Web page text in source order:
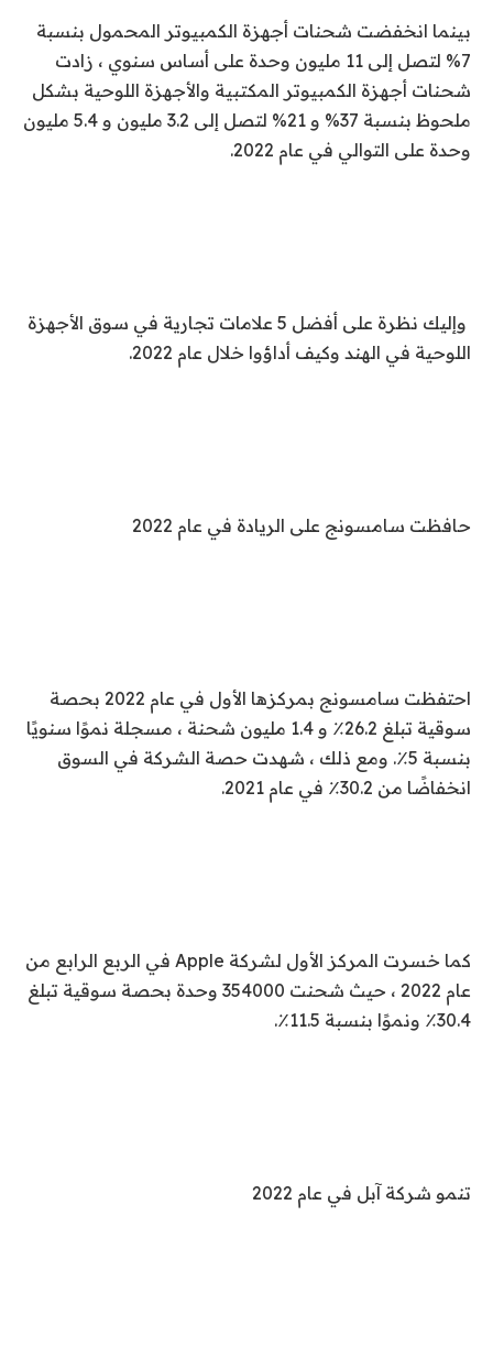
بينما انخفضت شحنات أجهزة الكمبيوتر المحمول بنسبة
7% لتصل إلى 11 مليون وحدة على أساس سنوي ، زادت
شحنات أجهزة الكمبيوتر المكتبية والأجهزة اللوحية بشكل
ملحوظ بنسبة 37% و 21% لتصل إلى 3.2 مليون و 5.4 مليون
وحدة على التوالي في عام 2022.
وإليك نظرة على أفضل 5 علامات تجارية في سوق الأجهزة
اللوحية في الهند وكيف أداؤوا خلال عام 2022.
حافظت سامسونج على الريادة في عام 2022
احتفظت سامسونج بمركزها الأول في عام 2022 بحصة
سوقية تبلغ 26.2٪ و 1.4 مليون شحنة ، مسجلة نموًا سنويًا
بنسبة 5٪. ومع ذلك ، شهدت حصة الشركة في السوق
انخفاضًا من 30.2٪ في عام 2021.
كما خسرت المركز الأول لشركة Apple في الربع الرابع من
عام 2022 ، حيث شحنت 354000 وحدة بحصة سوقية تبلغ
30.4٪ ونموًا بنسبة 11.5٪.
تنمو شركة آبل في عام 2022